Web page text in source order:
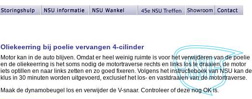
Oliekeerring bij poelie vervangen 4-cilinder
Motor kan in de auto blijven. Omdat er heel weinig ruimte is voor het verwijderen van de poelie
en de oliekeerring is het soms nodig de motortraverse rechts en links los te draaien, de motor
iets optillen en naar links zetten en zo goed fixeren. Volgens het instructieboek van NSU kan de
klus in 30 minuten worden uitgevoerd, exclusief het los- en vastdraaien van de motortraverse.
Maak de dynamobeugel los en verwijder de V-snaar. Controleer of deze nog OK is.